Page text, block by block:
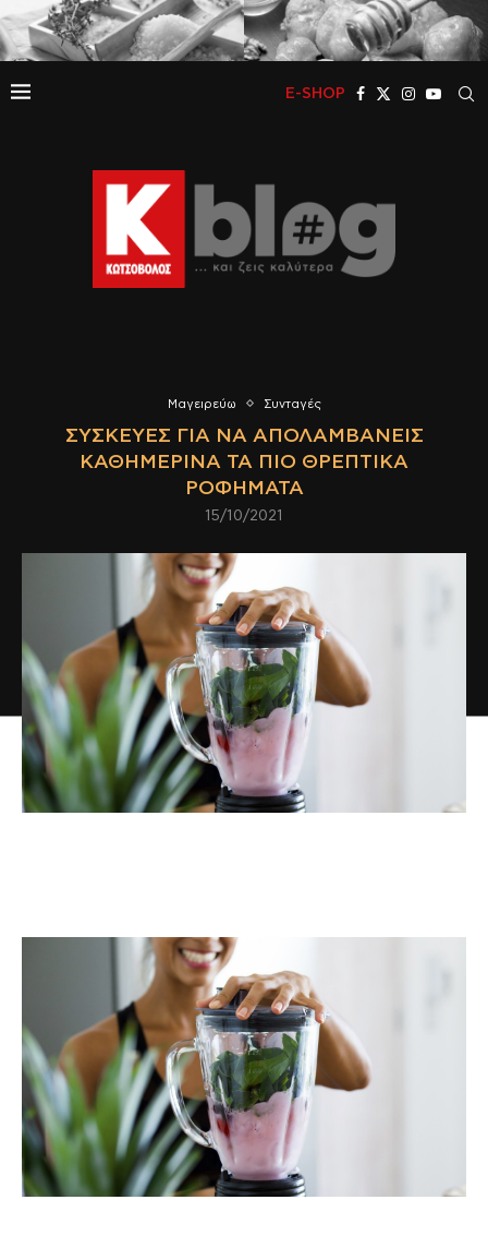
E-SHOP
Μαγειρεύω Συνταγές
ΣΥΣΚΕΥΈΣ ΓΙΑ ΝΑ ΑΠΟΛΑΜΒΆΝΕΙΣ
ΚΑΘΗΜΕΡΙΝΆ ΤΑ ΠΙΟ ΘΡΕΠΤΙΚΆ
ΡΟΦΉΜΑΤΑ
15/10/2021